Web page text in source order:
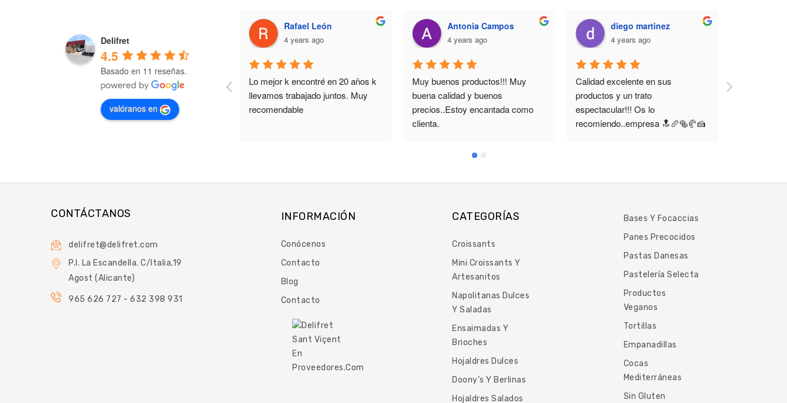
Delifret
4.5
Basado en 11 reseñas.
valóranos en
4 years ago
Los primeros en servicio y calidad.
Rafael León
4 years ago
Lo mejor k encontré en 20 años k
llevamos trabajado juntos. Muy
recomendable
Antonia Campos
4 years ago
Muy buenos productos!!! Muy
buena calidad y buenos
precios..Estoy encantada como
clienta.
diego martinez
4 years ago
Calidad excelente en sus
productos y un trato
espectacular!!! Os lo
recomiendo..empresa 🔝🥖🥯🥐🍰
CONTÁCTANOS
delifret@delifret.com
P.I. La Escandella. C/Italia,19
Agost (Alicante)
965 626 727 - 632 398 931
INFORMACIÓN
Conócenos
Contacto
Blog
Contacto
CATEGORÍAS
Croissants
Mini Croissants Y
Artesanitos
Napolitanas Dulces
Y Saladas
Ensaimadas Y
Brioches
Hojaldres Dulces
Doony’s Y Berlinas
Hojaldres Salados
Bases Y Focaccias
Panes Precocidos
Pastas Danesas
Pastelería Selecta
Productos
Veganos
Tortillas
Empanadillas
Cocas
Mediterráneas
Sin Gluten